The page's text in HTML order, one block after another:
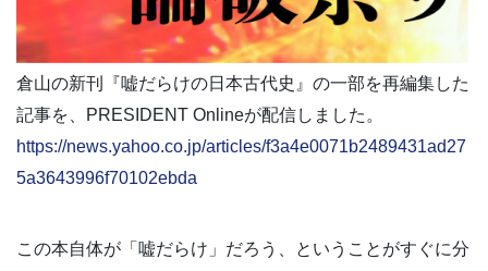
倉山の新刊『嘘だらけの日本古代史』の一部を再編集した
記事を、PRESIDENT Onlineが配信しました。
https://news.yahoo.co.jp/articles/f3a4e0071b2489431ad27
5a3643996f70102ebda
この本自体が「嘘だらけ」だろう、ということがすぐに分